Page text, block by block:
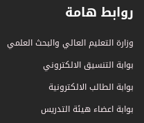
روابط هامة
وزارة التعليم العالي والبحث العلمي
بوابة التنسيق الالكتروني
بوابة الطالب الالكترونية
بوابة اعضاء هيئة التدريس